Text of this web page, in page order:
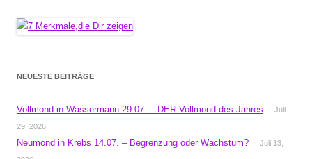
NEUESTE BEITRÄGE
Vollmond in Wassermann 29.07. – DER Vollmond des Jahres
Juli
29, 2026
Neumond in Krebs 14.07. – Begrenzung oder Wachstum?
Juli 13,